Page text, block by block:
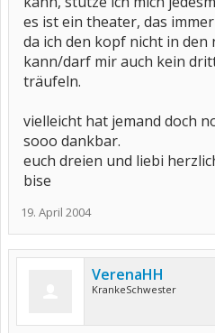
es ist ein theater, das
da ich den kopf nicht in den
kann/darf mir auch kein
träufeln.
vielleicht hat jemand doch
sooo dankbar.
euch dreien und liebi
bise
19. April 2004
VerenaHH
KrankeSchwester